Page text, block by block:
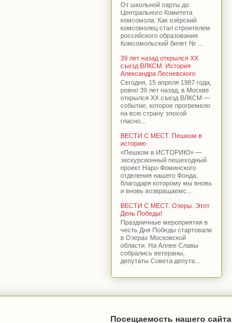
От школьной парты до
Центрального Комитета
комсомола: Как озёрский
комсомолец стал строителем
российского образования
Комсомольский билет № ...
39 лет назад открылся XX
съезд ВЛКСМ. История
Александра Лесневского
Сегодня, 15 апреля 1987 года,
ровно 39 лет назад, в Москве
открылся XX съезд ВЛКСМ —
событие, которое прогремело
на всю страну эпохой
гласно...
ВЕСТИ С МЕСТ. Пешком в
историю
«Пешком в ИСТОРИЮ» —
экскурсионный пешеходный
проект Наро-Фоминского
отделения нашего Фонда,
благодаря которому мы вновь
и вновь возвращаемс...
ВЕСТИ С МЕСТ. Озеры. Этот
День Победы!
Праздничные мероприятия в
честь Дня Победы стартовали
в Озерах Московской
области. На Аллее Славы
собрались ветераны,
депутаты Совета депута...
Посещаемость нашего сайта